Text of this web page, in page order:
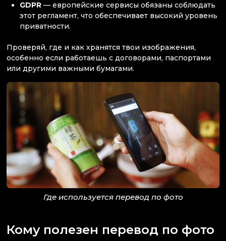
GDPR — европейские сервисы обязаны соблюдать
этот регламент, что обеспечивает высокий уровень
приватности.
Проверяй, где и как хранятся твои изображения,
особенно если работаешь с договорами, паспортами
или другими важными бумагами.
Где используется перевод по фото
Кому полезен перевод по фото